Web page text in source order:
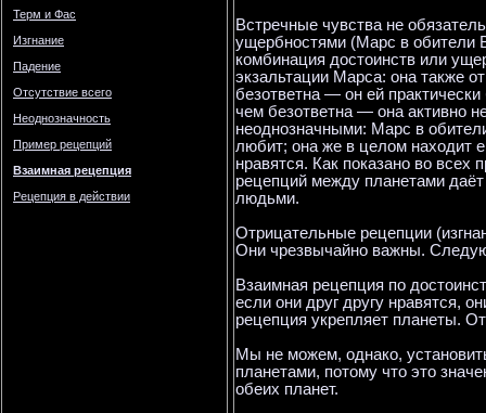
Терм и Фас
Изгнание
Падение
Отсутствие всего
Неоднозначность
Пример рецепций
Взаимная рецепция
Рецепция в действии
Встречные чувства не
ущербностями (Марс в обители
комбинация достоинств или
экзальтации Марса: она также
безответна — он ей
чем безответна — она активно
неоднозначными: Марс в
любит; она же в целом находит
нравятся. Как показано во
рецепций между планетами
людьми.
Отрицательные рецепции
Они чрезвычайно важны.
Взаимная рецепция по
если они друг другу нравятся,
рецепция укрепляет планеты.
Мы не можем, однако,
планетами, потому что это
обеих планет.